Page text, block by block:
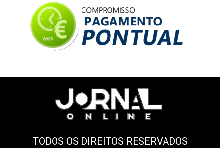
TODOS OS DIREITOS RESERVADOS